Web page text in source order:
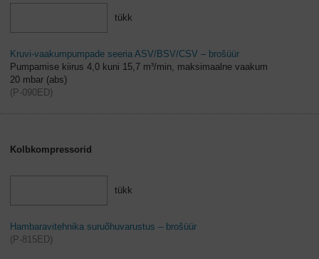
tükk
Kruvi-vaakumpumpade seeria ASV/BSV/CSV – brošüür
Pumpamise kiirus 4,0 kuni 15,7 m³/min, maksimaalne vaakum
20 mbar (abs)
(P-090ED)
Kolbkompressorid
tükk
Hambaravitehnika suruõhuvarustus – brošüür
(P-815ED)